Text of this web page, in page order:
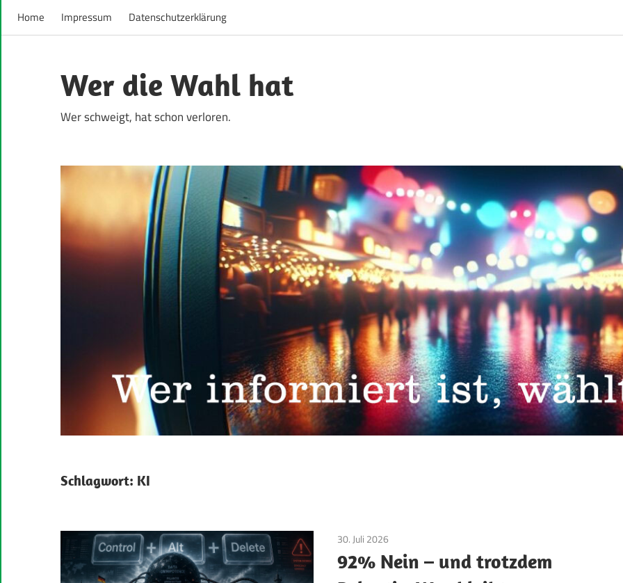
Home Impressum Datenschutzerklärung
springen
Wer die Wahl hat
Wer schweigt, hat schon verloren.
Schlagwort: KI
30. Juli 2026
92% Nein – und trotzdem